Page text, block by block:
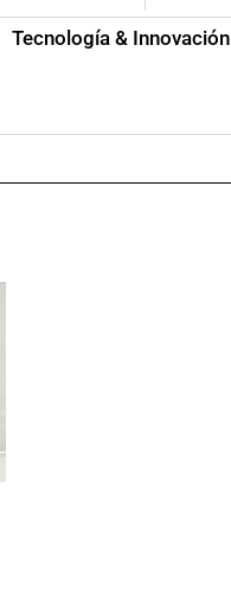
Tecnología & Innovación